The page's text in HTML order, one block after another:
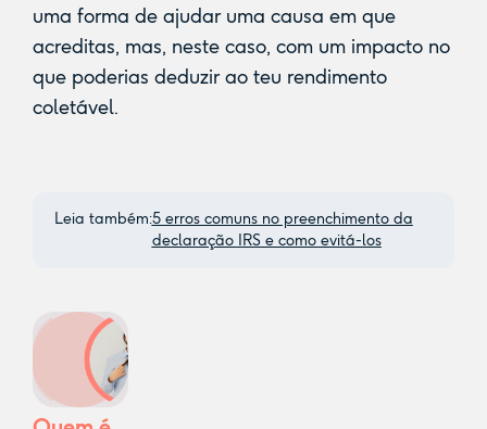
uma forma de ajudar uma causa em que
acreditas, mas, neste caso, com um impacto no
que poderias deduzir ao teu rendimento
coletável.
Leia também:5 erros comuns no preenchimento da
declaração IRS e como evitá-los